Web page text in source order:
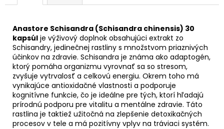
Anastore Schisandra (Schisandra chinensis) 30
kapsúl je výživový doplnok obsahujúci extrakt zo
Schisandry, jedinečnej rastliny s množstvom priaznivých
účinkov na zdravie. Schisandra je známa ako adaptogén,
ktorý pomáha organizmu vyrovnať sa so stresom,
zvyšuje vytrvalosť a celkovú energiu. Okrem toho má
vynikajúce antioxidačné vlastnosti a podporuje
kognitívne funkcie, čo je ideálne pre tých, ktorí hľadajú
prírodnú podporu pre vitalitu a mentálne zdravie. Táto
rastlina je taktiež užitočná na zlepšenie detoxikačných
procesov v tele a má pozitívny vplyv na tráviaci systém.